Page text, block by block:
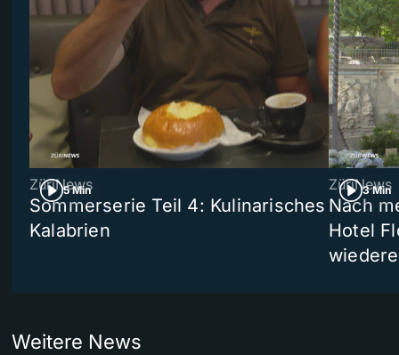
5 Min
ZüriNews
Sommerserie Teil 4: Kulinarisches
Kalabrien
3 Min
ZüriNews
Nach
Hotel
Weitere News